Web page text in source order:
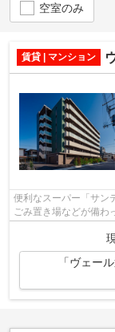
空室のみ
賃貸 | マンション
便利なスーパー「サン
ごみ置き場などが備わ
「ヴェー